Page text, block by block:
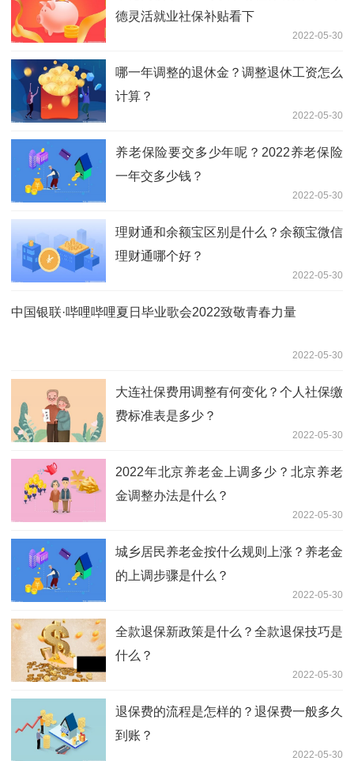
德灵活就业社保补贴看下
2022-05-30
哪一年调整的退休金？调整退休工资怎么
计算？
2022-05-30
养老保险要交多少年呢？2022养老保险
一年交多少钱？
2022-05-30
理财通和余额宝区别是什么？余额宝微信
理财通哪个好？
2022-05-30
中国银联·哔哩哔哩夏日毕业歌会2022致敬青春力量
2022-05-30
大连社保费用调整有何变化？个人社保缴
费标准表是多少？
2022-05-30
2022年北京养老金上调多少？北京养老
金调整办法是什么？
2022-05-30
城乡居民养老金按什么规则上涨？养老金
的上调步骤是什么？
2022-05-30
全款退保新政策是什么？全款退保技巧是
什么？
2022-05-30
退保费的流程是怎样的？退保费一般多久
到账？
2022-05-30